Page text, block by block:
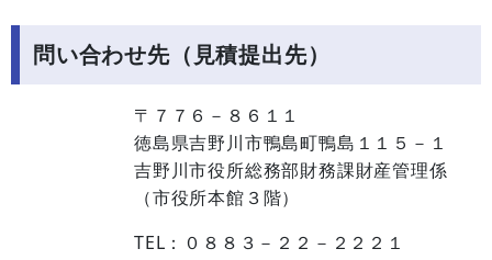
問い合わせ先（見積提出先）
〒７７６－８６１１
徳島県吉野川市鴨島町鴨島１１５－１
吉野川市役所総務部財務課財産管理係
（市役所本館３階）
TEL：０８８３－２２－２２２１